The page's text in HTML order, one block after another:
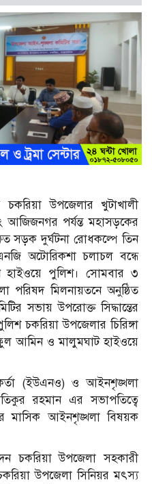
চকরিয়া উপজেলার খুটাখালী
আজিজনগর পর্যন্ত মহাসড়কের
সড়ক দুর্ঘটনা রোধকল্পে তিন
অটোরিকশা চলাচল বন্ধে
হাইওয়ে পুলিশ। সোমবার ৩
পরিষদ মিলনায়তনে অনুষ্ঠিত
সভায় উপরোক্ত সিদ্ধান্তের
চকরিয়া উপজেলার চিরিঙ্গা
আমিন ও মালুমঘাট হাইওয়ে
(ইউএনও) ও আইনশৃঙ্খলা
রহমান এর সভাপতিত্বে
মাসিক আইনশৃঙ্খলা বিষয়ক
চকরিয়া উপজেলা সহকারী
উপজেলা সিনিয়র মৎস্য